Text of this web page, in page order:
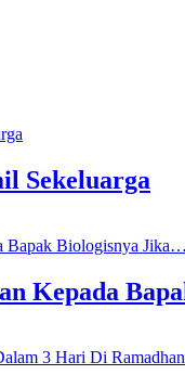
Sekeluarga
Kepada